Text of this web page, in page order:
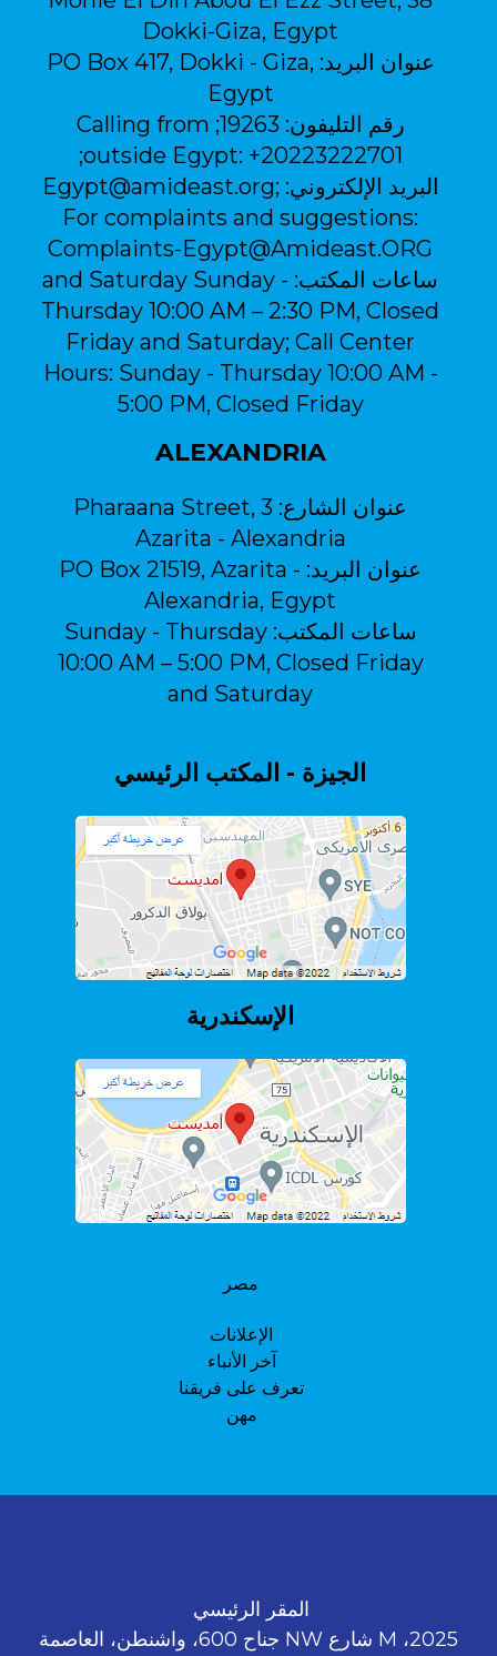
Dokki-Giza, Egypt
عنوان البريد:PO Box 417, Dokki - Giza,
Egypt
رقم التليفون:
19263; Calling from
outside Egypt: +20223222701;
البريد الإلكتروني:Egypt@amideast.org;
For complaints and suggestions:
Complaints-Egypt@Amideast.ORG
ساعات المكتب:and Saturday Sunday -
Thursday 10:00 AM – 2:30 PM, Closed
Friday and Saturday; Call Center
Hours: Sunday - Thursday 10:00 AM -
5:00 PM, Closed Friday
ALEXANDRIA
عنوان الشارع:
3 Pharaana Street,
Azarita - Alexandria
عنوان البريد:PO Box 21519, Azarita -
Alexandria, Egypt
ساعات المكتب:Sunday - Thursday
10:00 AM – 5:00 PM, Closed Friday
and Saturday
الجيزة - المكتب الرئيسي
الإسكندرية
مصر
الإعلانات
آخر الأنباء
تعرف على فريقنا
مهن
المقر الرئيسي
2025، M شارع NW جناح 600، واشنطن، العاصمة